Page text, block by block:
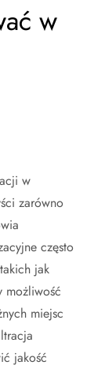
w
w
zarówno
często
jak
możliwość
miejsc
jakość